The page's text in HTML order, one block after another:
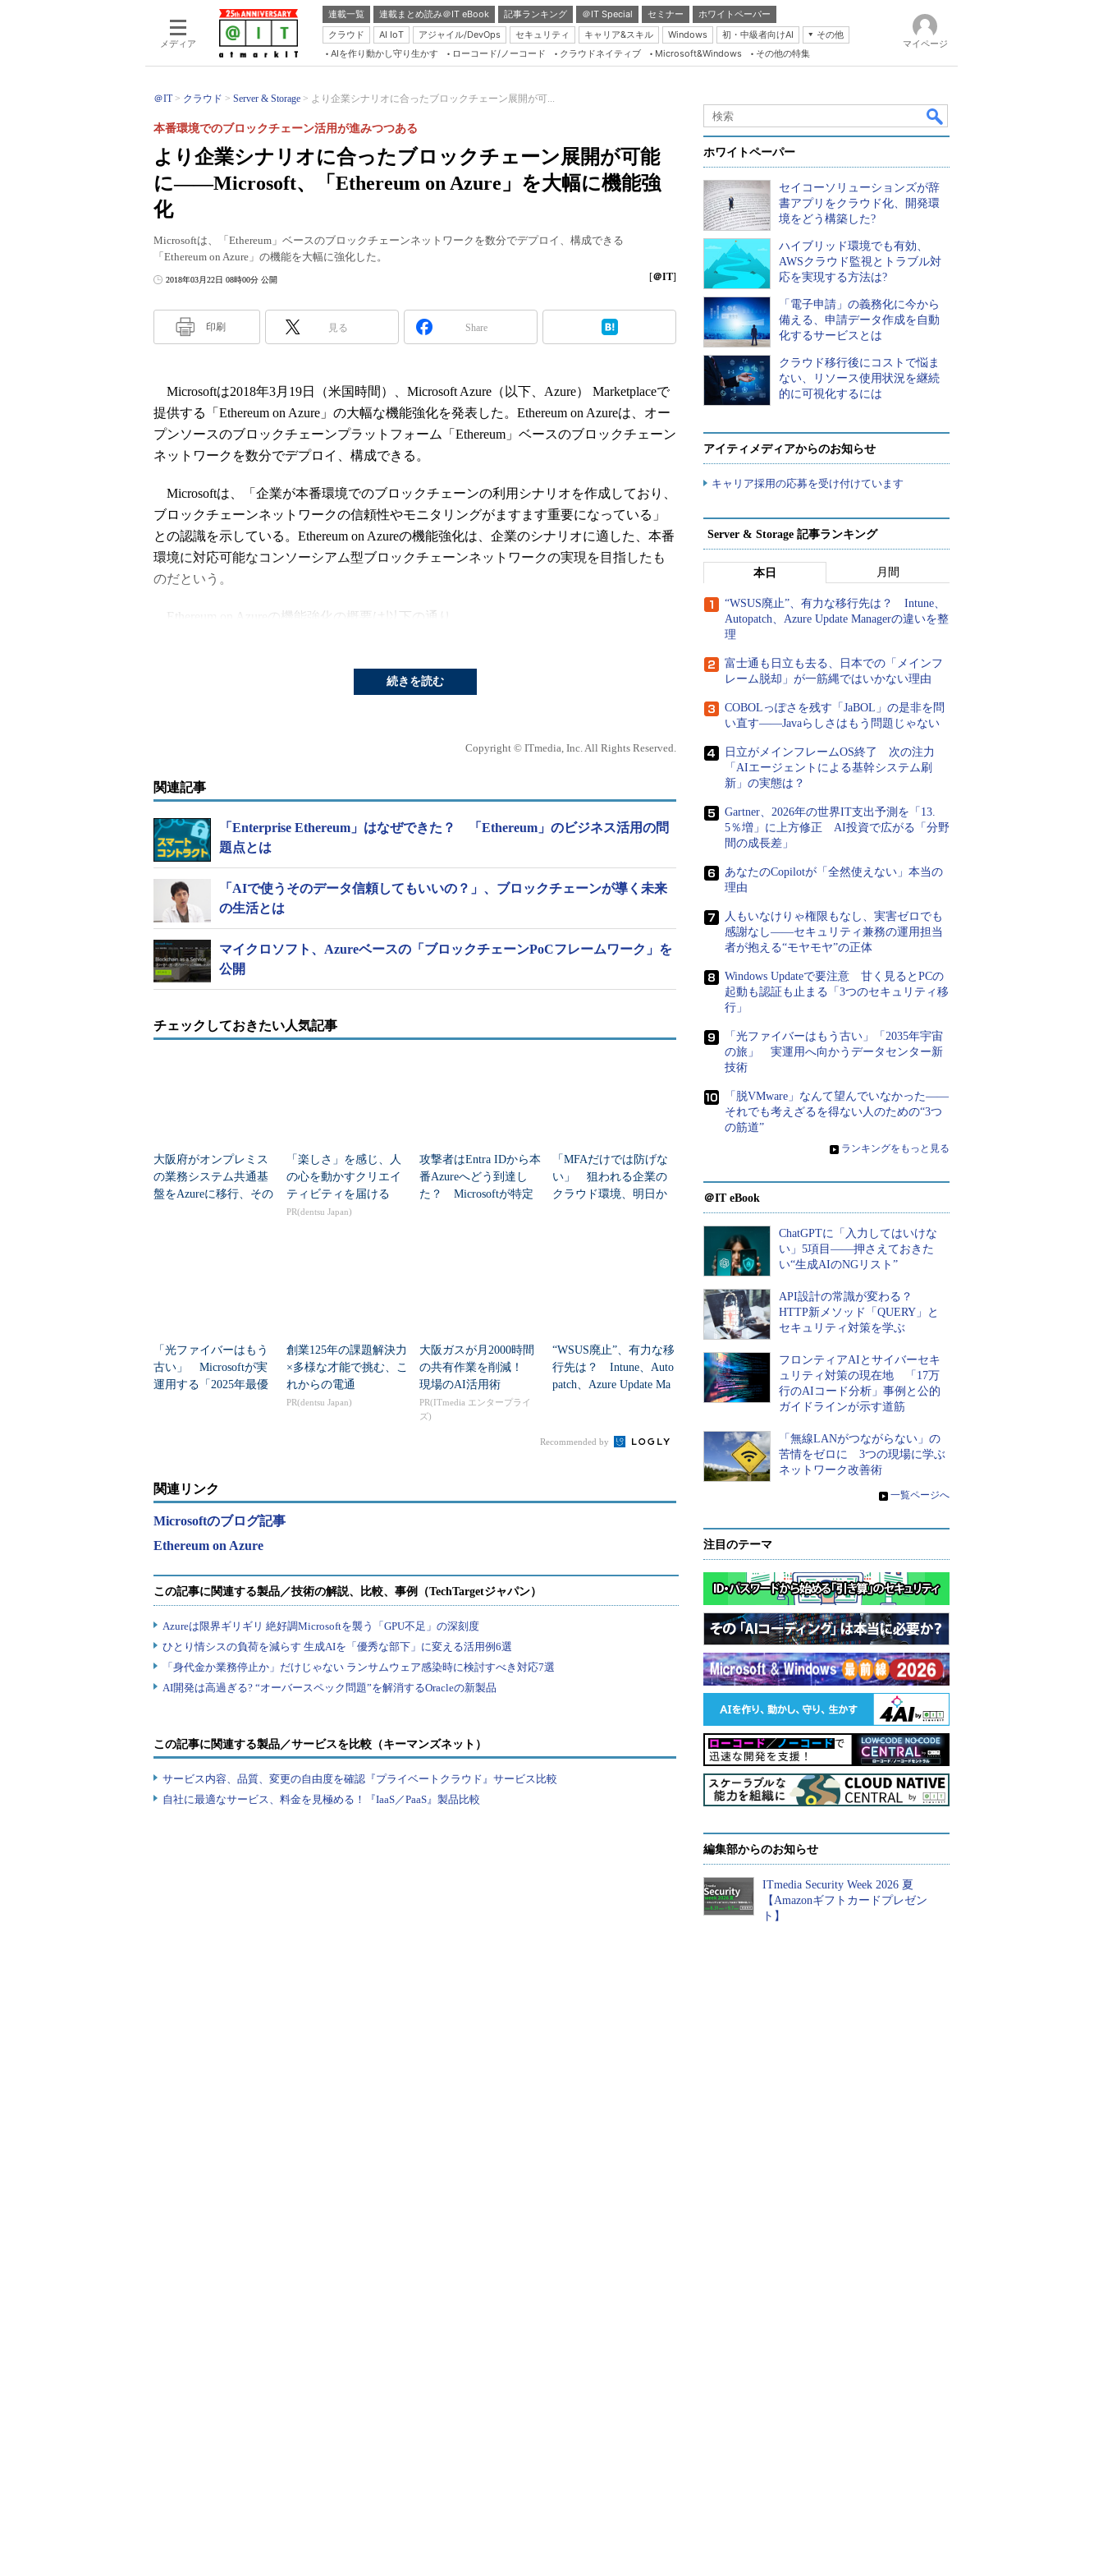
メディア
連載一覧 連載まとめ読み＠IT eBook 記事ランキング ＠IT Special セミナー
ホワイトペーパー
クラウド
AI IoT アジャイル/DevOps セキュリティ キャリア&スキル Windows 初・中級者向けAI
その他
Server & Storage
Java Agile
Database Expert
Master of IP Network
Security & Trust
AIを作り動かし守り生かす ローコード/ノーコード クラウドネイティブ Microsoft&Windows その他の特集
マイページ
＠IT クラウド Server & Storage より企業シナリオに合ったブロックチェーン展開が可...
より企業シナリオに合ったブロックチェーン展開が可能
に――Microsoft、「Ethereum on Azure」を大幅に機能強
化
本番環境でのブロックチェーン活用が進みつつある
Microsoftは、「Ethereum」ベースのブロックチェーンネットワークを数分でデプロイ、構成できる
「Ethereum on Azure」の機能を大幅に強化した。
2018年03月22日 08時00分 公開 [＠IT]
印刷 見る Share
Microsoftは2018年3月19日（米国時間）、Microsoft Azure（以下、Azure） Marketplaceで
提供する「Ethereum on Azure」の大幅な機能強化を発表した。Ethereum on Azureは、オー
プンソースのブロックチェーンプラットフォーム「Ethereum」ベースのブロックチェーン
ネットワークを数分でデプロイ、構成できる。
Microsoftは、「企業が本番環境でのブロックチェーンの利用シナリオを作成しており、
ブロックチェーンネットワークの信頼性やモニタリングがますます重要になっている」
との認識を示している。Ethereum on Azureの機能強化は、企業のシナリオに適した、本番
環境に対応可能なコンソーシアム型ブロックチェーンネットワークの実現を目指したも
のだという。
Ethereum on Azureの機能強化の概要は以下の通り。
分散ネットワークの参加者である「ノード」がコンセンサスプロセスにおいて存在す
ノードがダウンすると、Azure VMSSが自動的にノードを復元し、Ethereumネットワー
クに参加させる。アクティブノードは時間とともに変わるかもしれないが、Microsoftが正
確なブートノードリストを維持し、他のメンバーがネットワークに参加できるようにす
る。
デプロイの簡素化
自社のシナリオに沿った適切なネットワークトポロジーを選択するのは難しい。
Microsoftは、さまざまなEthereumネットワークのトポロジーを1つの手順に集約し、ユー
ザーがデプロイオプションを順を追って選択できるようにした。また、その過程では、
モニタリングとオペレーションサポート
ランザクションノードを対象に、CPU、メモリ、ディスク容量のモニタリングとカスタ
ムアラートを作成することができる。
新しいテンプレートにより、スタンドアロンのテストネットワークおよび新しいコン
に必要なインフラをデプロイできる。コンソーシアムの1メンバーが冗長性の確保やディ
ザスタリカバリーを目的に、ブロックチェーンのフットプリントを複数リージョンにデ
プロイ可能だ。
バーのコンソーシアム型Ethereumネットワークを迅速かつ簡単にデプロイ、構成できるよ
うに設計されている。
各メンバーは数回のユーザー入力とデプロイにより、Azureの全世界のコンピュータ、
をプロビジョニングできる。
各メンバーのネットワークフットプリントは、アプリケーションやユーザーがトラン
ザクションを提出するために使用できる一連の負荷分散されたトランザクションノー
続きを読む
Copyright © ITmedia, Inc. All Rights Reserved.
関連記事
「Enterprise Ethereum」はなぜできた？ 「Ethereum」のビジネス活用の問
題点とは
「AIで使うそのデータ信頼してもいいの？」、ブロックチェーンが導く未来
の生活とは
マイクロソフト、Azureベースの「ブロックチェーンPoCフレームワーク」を
公開
チェックしておきたい人気記事
大阪府がオンプレミス
の業務システム共通基
盤をAzureに移行、その
「楽しさ」を感じ、人
の心を動かすクリエイ
ティビティを届ける
PR(dentsu Japan)
攻撃者はEntra IDから本
番Azureへどう到達し
た？ Microsoftが特定
「MFAだけでは防げな
い」 狙われる企業の
クラウド環境、明日か
「光ファイバーはもう
古い」 Microsoftが実
運用する「2025年最優
創業125年の課題解決力
×多様な才能で挑む、こ
れからの電通
PR(dentsu Japan)
大阪ガスが月2000時間
の共有作業を削減！
現場のAI活用術
PR(ITmedia エンタープライ
ズ)
“WSUS廃止”、有力な移
行先は？ Intune、Auto
patch、Azure Update Ma
Recommended by
関連リンク
Microsoftのブログ記事
Ethereum on Azure
この記事に関連する製品／サービスを比較（キーマンズネット）
サービス内容、品質、変更の自由度を確認『プライベートクラウド』サービス比較
自社に最適なサービス、料金を見極める！『IaaS／PaaS』製品比較
ホワイトペーパー
セイコーソリューションズが辞
書アプリをクラウド化、開発環
境をどう構築した?
ハイブリッド環境でも有効、
AWSクラウド監視とトラブル対
応を実現する方法は?
「電子申請」の義務化に今から
備える、申請データ作成を自動
化するサービスとは
クラウド移行後にコストで悩ま
ない、リソース使用状況を継続
的に可視化するには
アイティメディアからのお知らせ
キャリア採用の応募を受け付けています
Server & Storage 記事ランキング
本日 月間
“WSUS廃止”、有力な移行先は？ Intune、
Autopatch、Azure Update Managerの違いを整
理
富士通も日立も去る、日本での「メインフ
レーム脱却」が一筋縄ではいかない理由
COBOLっぽさを残す「JaBOL」の是非を問
い直す――Javaらしさはもう問題じゃない
日立がメインフレームOS終了 次の注力
「AIエージェントによる基幹システム刷
新」の実態は？
Gartner、2026年の世界IT支出予測を「13.
5％増」に上方修正 AI投資で広がる「分野
間の成長差」
あなたのCopilotが「全然使えない」本当の
理由
人もいなけりゃ権限もなし、実害ゼロでも
感謝なし――セキュリティ兼務の運用担当
者が抱える“モヤモヤ”の正体
Windows Updateで要注意 甘く見るとPCの
起動も認証も止まる「3つのセキュリティ移
行」
「光ファイバーはもう古い」「2035年宇宙
の旅」 実運用へ向かうデータセンター新
技術
「脱VMware」なんて望んでいなかった――
それでも考えざるを得ない人のための“3つ
の筋道”
» ランキングをもっと見る
＠IT eBook
ChatGPTに「入力してはいけな
い」5項目――押さえておきた
い“生成AIのNGリスト”
API設計の常識が変わる？
HTTP新メソッド「QUERY」と
セキュリティ対策を学ぶ
フロンティアAIとサイバーセキ
ュリティ対策の現在地 「17万
行のAIコード分析」事例と公的
ガイドラインが示す道筋
「無線LANがつながらない」の
苦情をゼロに 3つの現場に学ぶ
ネットワーク改善術
» 一覧ページへ
注目のテーマ
編集部からのお知らせ
ITmedia Security Week 2026 夏
【Amazonギフトカードプレゼン
ト】